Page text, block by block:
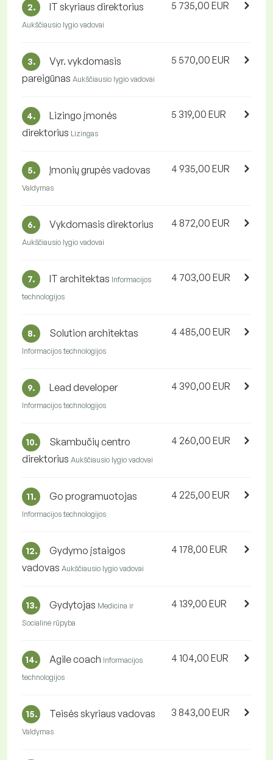
2. IT skyriaus direktorius
Aukščiausio lygio vadovai
5 735,00 EUR
3.
Vyr. vykdomasis
pareigūnas Aukščiausio lygio vadovai
5 570,00 EUR
4.
Lizingo įmonės
direktorius Lizingas
5 319,00 EUR
5. Įmonių grupės vadovas
Valdymas
4 935,00 EUR
6. Vykdomasis direktorius
Aukščiausio lygio vadovai
4 872,00 EUR
7. IT architektas Informacijos
technologijos
4 703,00 EUR
8. Solution architektas
Informacijos technologijos
4 485,00 EUR
9. Lead developer
Informacijos technologijos
4 390,00 EUR
10.
Skambučių centro
direktorius Aukščiausio lygio vadovai
4 260,00 EUR
11. Go programuotojas
Informacijos technologijos
4 225,00 EUR
12.
Gydymo įstaigos
vadovas Aukščiausio lygio vadovai
4 178,00 EUR
13. Gydytojas Medicina ir
Socialinė rūpyba
4 139,00 EUR
14. Agile coach Informacijos
technologijos
4 104,00 EUR
15. Teisės skyriaus vadovas
Valdymas
3 843,00 EUR